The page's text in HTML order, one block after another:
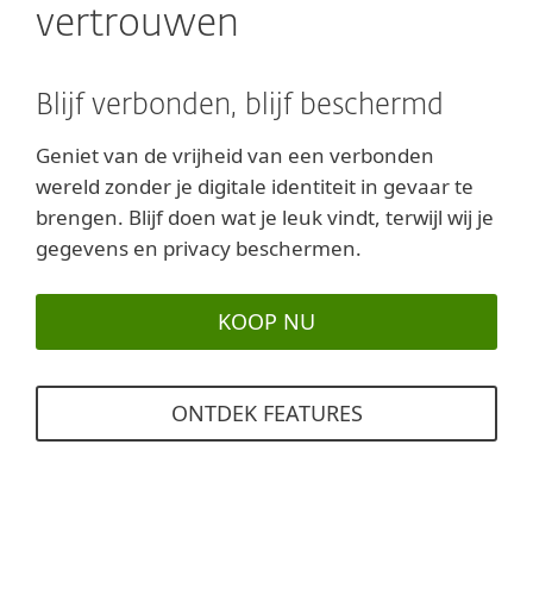
vertrouwen
Blijf verbonden, blijf beschermd
Geniet van de vrijheid van een verbonden
wereld zonder je digitale identiteit in gevaar te
brengen. Blijf doen wat je leuk vindt, terwijl wij je
gegevens en privacy beschermen.
KOOP NU
ONTDEK FEATURES